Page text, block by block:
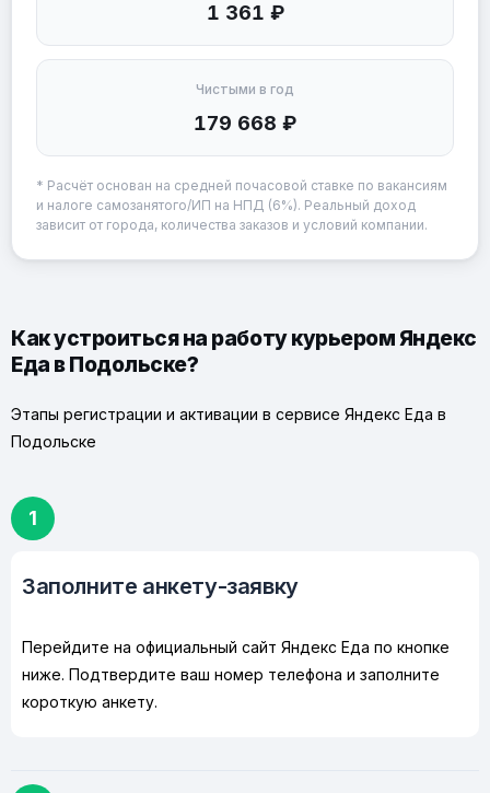
1 361 ₽
Чистыми в год
179 668 ₽
* Расчёт основан на средней почасовой ставке по вакансиям
и налоге самозанятого/ИП на НПД (6%). Реальный доход
зависит от города, количества заказов и условий компании.
Как устроиться на работу курьером Яндекс
Еда в Подольске?
Этапы регистрации и активации в сервисе Яндекс Еда в
Подольске
1
Заполните анкету-заявку
Перейдите на официальный сайт Яндекс Еда по кнопке
ниже. Подтвердите ваш номер телефона и заполните
короткую анкету.